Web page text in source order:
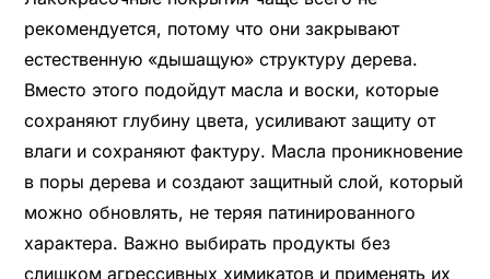
рекомендуется, потому что они закрывают
естественную «дышащую» структуру дерева.
Вместо этого подойдут масла и воски, которые
сохраняют глубину цвета, усиливают защиту от
влаги и сохраняют фактуру. Масла проникновение
в поры дерева и создают защитный слой, который
можно обновлять, не теряя патинированного
характера. Важно выбирать продукты без
слишком агрессивных химикатов и применять их